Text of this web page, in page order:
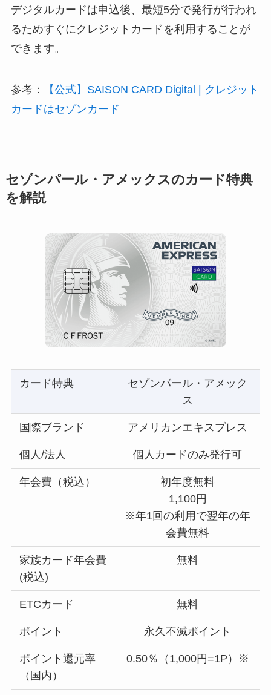
デジタルカードは申込後、最短5分で発行が行われ
るためすぐにクレジットカードを利用することが
できます。
参考：
【公式】SAISON CARD Digital | クレジット
カードはセゾンカード
セゾンパール・アメックスのカード特典
を解説
カード特典
セゾンパール・アメック
ス
国際ブランド アメリカンエキスプレス
個人/法人 個人カードのみ発行可
年会費（税込）
初年度無料
1,100円
※年1回の利用で翌年の年
会費無料
家族カード年会費
(税込)
無料
ETCカード 無料
ポイント 永久不滅ポイント
ポイント還元率
（国内）
0.50％（1,000円=1P）※